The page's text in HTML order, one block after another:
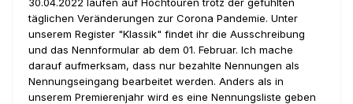
täglichen Veränderungen zur Corona Pandemie. Unter
unserem Register "Klassik" findet ihr die Ausschreibung
und das Nennformular ab dem 01. Februar. Ich mache
darauf aufmerksam, dass nur bezahlte Nennungen als
Nennungseingang bearbeitet werden. Anders als in
unserem Premierenjahr wird es eine Nennungsliste geben